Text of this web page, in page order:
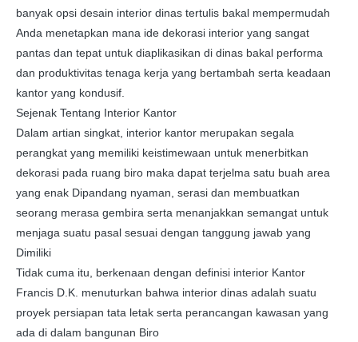
banyak opsi desain interior dinas tertulis bakal mempermudah
Anda menetapkan mana ide dekorasi interior yang sangat
pantas dan tepat untuk diaplikasikan di dinas bakal performa
dan produktivitas tenaga kerja yang bertambah serta keadaan
kantor yang kondusif.
Sejenak Tentang Interior Kantor
Dalam artian singkat, interior kantor merupakan segala
perangkat yang memiliki keistimewaan untuk menerbitkan
dekorasi pada ruang biro maka dapat terjelma satu buah area
yang enak Dipandang nyaman, serasi dan membuatkan
seorang merasa gembira serta menanjakkan semangat untuk
menjaga suatu pasal sesuai dengan tanggung jawab yang
Dimiliki
Tidak cuma itu, berkenaan dengan definisi interior Kantor
Francis D.K. menuturkan bahwa interior dinas adalah suatu
proyek persiapan tata letak serta perancangan kawasan yang
ada di dalam bangunan Biro